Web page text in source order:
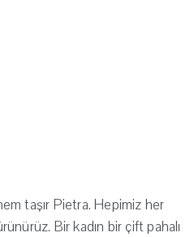
taşır Pietra. Hepimiz her
Bir kadın bir çift pahalı